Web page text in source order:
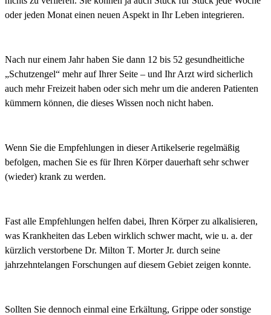
oder jeden Monat einen neuen Aspekt in Ihr Leben integrieren.
Nach nur einem Jahr haben Sie dann 12 bis 52 gesundheitliche
„Schutzengel“ mehr auf Ihrer Seite – und Ihr Arzt wird sicherlich
auch mehr Freizeit haben oder sich mehr um die anderen Patienten
kümmern können, die dieses Wissen noch nicht haben.
Wenn Sie die Empfehlungen in dieser Artikelserie regelmäßig
befolgen, machen Sie es für Ihren Körper dauerhaft sehr schwer
(wieder) krank zu werden.
Fast alle Empfehlungen helfen dabei, Ihren Körper zu alkalisieren,
was Krankheiten das Leben wirklich schwer macht, wie u. a. der
kürzlich verstorbene Dr. Milton T. Morter Jr. durch seine
jahrzehntelangen Forschungen auf diesem Gebiet zeigen konnte.
Sollten Sie dennoch einmal eine Erkältung, Grippe oder sonstige